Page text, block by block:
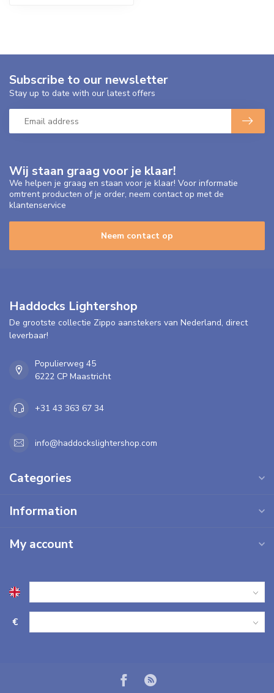
Wij staan graag voor je klaar!
We helpen je graag en staan voor je klaar! Voor informatie
omtrent producten of je order, neem contact op met de
klantenservice
Neem contact op
Subscribe to our newsletter
Stay up to date with our latest offers
Haddocks Lightershop
De grootste collectie Zippo aanstekers van Nederland, direct
leverbaar!
Populierweg 45
6222 CP Maastricht
+31 43 363 67 34
info@haddockslightershop.com
Categories
Information
My account
€